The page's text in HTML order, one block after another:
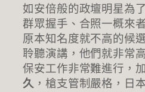
如安倍般的政壇明星為
群眾握手、合照一概來
原本知名度就不高的候
聆聽演講，他們就非常
保安工作非常難進行，
久，槍支管制嚴格，日